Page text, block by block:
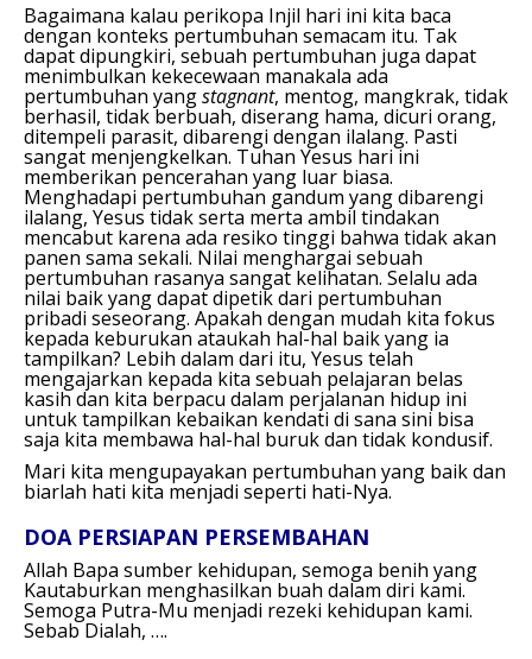
Bagaimana kalau perikopa Injil hari ini kita baca
dengan konteks pertumbuhan semacam itu. Tak
dapat dipungkiri, sebuah pertumbuhan juga dapat
menimbulkan kekecewaan manakala ada
pertumbuhan yangstagnant, mentog, mangkrak, tidak
berhasil, tidak berbuah, diserang hama, dicuri orang,
ditempeli parasit, dibarengi dengan ilalang. Pasti
sangat menjengkelkan. Tuhan Yesus hari ini
memberikan pencerahan yang luar biasa.
Menghadapi pertumbuhan gandum yang dibarengi
ilalang, Yesus tidak serta merta ambil tindakan
mencabut karena ada resiko tinggi bahwa tidak akan
panen sama sekali. Nilai menghargai sebuah
pertumbuhan rasanya sangat kelihatan. Selalu ada
nilai baik yang dapat dipetik dari pertumbuhan
pribadi seseorang. Apakah dengan mudah kita fokus
kepada keburukan ataukah hal-hal baik yang ia
tampilkan? Lebih dalam dari itu, Yesus telah
mengajarkan kepada kita sebuah pelajaran belas
kasih dan kita berpacu dalam perjalanan hidup ini
untuk tampilkan kebaikan kendati di sana sini bisa
saja kita membawa hal-hal buruk dan tidak kondusif.
Mari kita mengupayakan pertumbuhan yang baik dan
biarlah hati kita menjadi seperti hati-Nya.
DOA PERSIAPAN PERSEMBAHAN
Allah Bapa sumber kehidupan, semoga benih yang
Kautaburkan menghasilkan buah dalam diri kami.
Semoga Putra-Mu menjadi rezeki kehidupan kami.
Sebab Dialah, ….